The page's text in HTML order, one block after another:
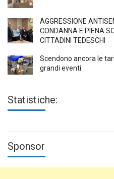
AGGRESSIONE
CONDANNA E PIENA
CITTADINI TEDESCHI
Scendono ancora le
grandi eventi
Statistiche:
Sponsor